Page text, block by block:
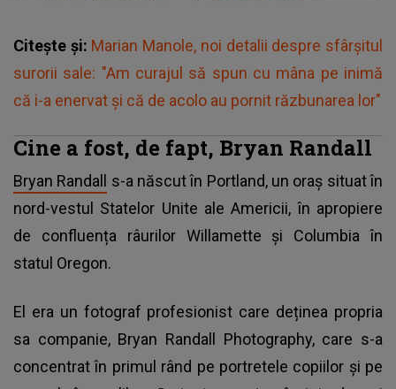
Citește și: Marian Manole, noi detalii despre sfârșitul
surorii sale: "Am curajul să spun cu mâna pe inimă
că i-a enervat și că de acolo au pornit răzbunarea lor"
Cine a fost, de fapt, Bryan Randall
Bryan Randall
s-a născut în Portland, un oraș situat în
nord-vestul Statelor Unite ale Americii, în apropiere
de confluența râurilor Willamette și Columbia în
statul Oregon.
El era un fotograf profesionist care deținea propria
sa companie, Bryan Randall Photography, care s-a
concentrat în primul rând pe portretele copiilor și pe